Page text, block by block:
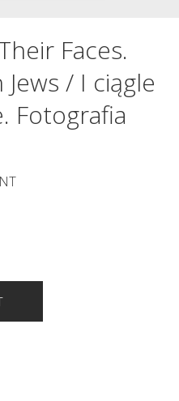
Faces.
/ I ciągle
Fotografia